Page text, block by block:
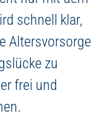
schnell klar,
Altersvorsorge
zu
frei und